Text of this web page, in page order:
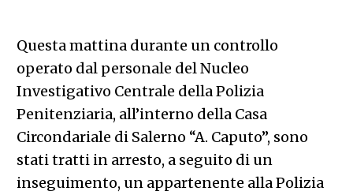
Questa mattina durante un controllo
operato dal personale del Nucleo
Investigativo Centrale della Polizia
Penitenziaria, all’interno della Casa
Circondariale di Salerno “A. Caputo”, sono
stati tratti in arresto, a seguito di un
inseguimento, un appartenente alla Polizia